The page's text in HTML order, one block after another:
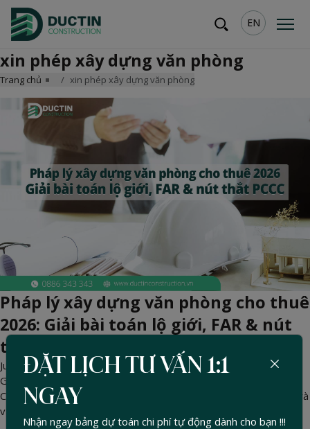
EN
xin phép xây dựng văn phòng
Trang chủ xin phép xây dựng văn phòng
Pháp lý xây dựng văn phòng cho thuê
2026: Giải bài toán lộ giới, FAR & nút
thắt PCCC
Jun 02, 2026 - DucTin Construction>Kinh nghiệm xây nhà
Gỡ rối pháp lý xây dựng văn phòng cho thuê 2026 tại TP.HCM.
Chuyên gia Đức Tín hướng dẫn tối ưu Hệ số sử dụng đất (FAR) và
vượt qua thẩm duyệt PCCC cao tầng.
ĐẶT LỊCH TƯ VẤN 1:1
NGAY
Nhận ngay bảng dự toán chi phí tự động dành cho bạn !!!